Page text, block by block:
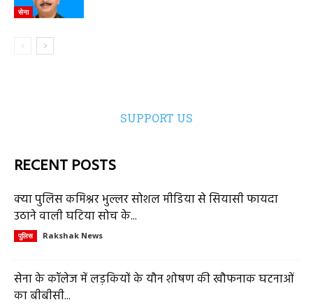
सेना
SUPPORT US
RECENT POSTS
क्या पुलिस कमिश्नर भुल्लर सोशल मीडिया से सियासी फायदा
उठाने वाली घटिया सोच के...
पुलिस Rakshak News
सेना के कॉलेज में लड़कियों के यौन शोषण की खौफनाक घटनाओं
का बीबीसी...